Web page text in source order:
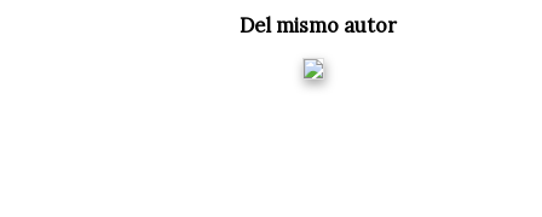
Del mismo autor